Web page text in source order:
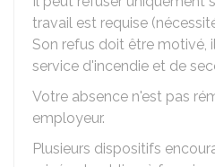
travail est requise
Son refus doit être motivé,
service d'incendie et de
Votre absence n'est pas
employeur.
Plusieurs dispositifs